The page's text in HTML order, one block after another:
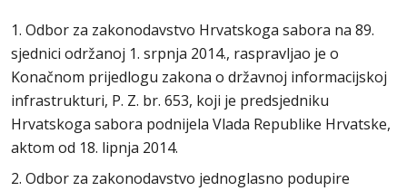
1. Odbor za zakonodavstvo Hrvatskoga sabora na 89.
sjednici održanoj 1. srpnja 2014., raspravljao je o
Konačnom prijedlogu zakona o državnoj informacijskoj
infrastrukturi, P. Z. br. 653, koji je predsjedniku
Hrvatskoga sabora podnijela Vlada Republike Hrvatske,
aktom od 18. lipnja 2014.
2. Odbor za zakonodavstvo jednoglasno podupire